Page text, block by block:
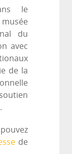
le
du
avec
de la
.
de